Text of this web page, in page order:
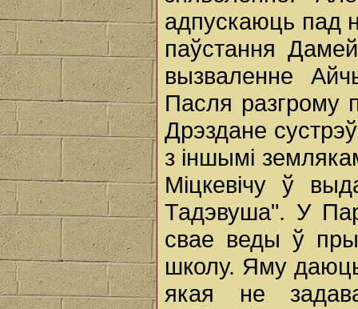
адпускаюць пад
паўстання
вызваленне
Пасля разгрому
Дрэздане
з іншымі
Міцкевічу ў
Тадэвуша". У
свае веды ў
школу. Яму
якая не